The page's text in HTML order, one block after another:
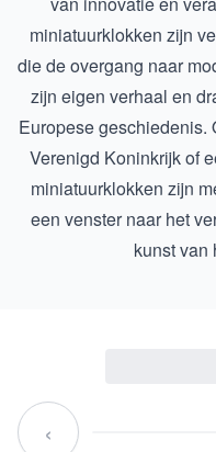
miniatuurklokken zijn
die de overgang naar
zijn eigen verhaal en
Europese geschiedenis.
Verenigd Koninkrijk of
miniatuurklokken zijn
een venster naar het
kunst van
‹